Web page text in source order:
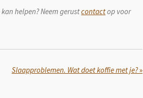
helpen? Neem gerustcontactop voor
Slaapproblemen. Wat doet koffie met je?»